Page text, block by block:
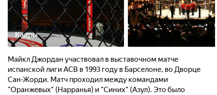
Кадры
Майкл Джордан участвовал в выставочном матче
испанской лиги ACB в 1993 году в Барселоне, во Дворце
Сан-Жорди. Матч проходил между командами
"Оранжевых" (Нарранья) и "Синих" (Азул). Это было